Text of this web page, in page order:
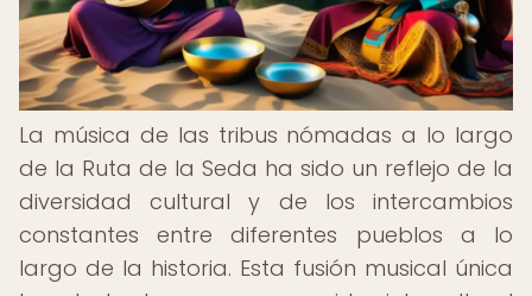
La música de las tribus nómadas a lo largo
de la Ruta de la Seda ha sido un reflejo de la
diversidad cultural y de los intercambios
constantes entre diferentes pueblos a lo
largo de la historia. Esta fusión musical única